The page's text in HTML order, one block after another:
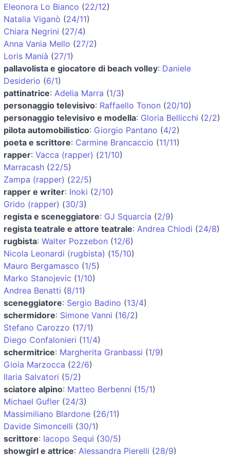
Eleonora Lo Bianco (22/12)
Natalia Viganò (24/11)
Chiara Negrini (27/4)
Anna Vania Mello (27/2)
Loris Manià (27/1)
pallavolista e giocatore di beach volley: Daniele
Desiderio (6/1)
pattinatrice: Adelia Marra (1/3)
personaggio televisivo: Raffaello Tonon (20/10)
personaggio televisivo e modella: Gloria Bellicchi (2/2)
pilota automobilistico: Giorgio Pantano (4/2)
poeta e scrittore: Carmine Brancaccio (11/11)
rapper: Vacca (rapper) (21/10)
Marracash (22/5)
Zampa (rapper) (22/5)
rapper e writer: Inoki (2/10)
Grido (rapper) (30/3)
regista e sceneggiatore: GJ Squarcia (2/9)
regista teatrale e attore teatrale: Andrea Chiodi (24/8)
rugbista: Walter Pozzebon (12/6)
Nicola Leonardi (rugbista) (15/10)
Mauro Bergamasco (1/5)
Marko Stanojevic (1/10)
Andrea Benatti (8/11)
sceneggiatore: Sergio Badino (13/4)
schermidore: Simone Vanni (16/2)
Stefano Carozzo (17/1)
Diego Confalonieri (11/4)
schermitrice: Margherita Granbassi (1/9)
Gioia Marzocca (22/6)
Ilaria Salvatori (5/2)
sciatore alpino: Matteo Berbenni (15/1)
Michael Gufler (24/3)
Massimiliano Blardone (26/11)
Davide Simoncelli (30/1)
scrittore: Iacopo Sequi (30/5)
showgirl e attrice: Alessandra Pierelli (28/9)